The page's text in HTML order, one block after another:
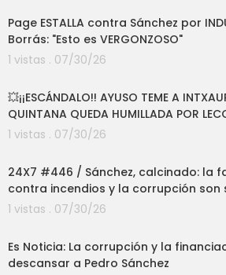
Page ESTALLA contra Sánchez por
Borrás: "Esto es VERGONZOSO"
1 vistas . 07/30/26
💥¡¡ESCÁNDALO!! AYUSO TEME A
QUINTANA QUEDA HUMILLADA POR
1 vistas . 07/30/26
24X7 #446 / Sánchez, calcinado: la
contra incendios y la corrupción son
1 vistas . 07/30/26
Es Noticia: La corrupción y la
descansar a Pedro Sánchez